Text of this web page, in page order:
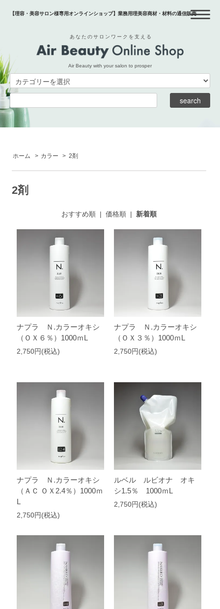
【理容・美容サロン様専用オンラインショップ】業務用理美容商材・材料の通信販売
あなたのサロンワークを支える
Air Beauty with your salon to prosper
ホーム > カラー > 2剤
2剤
おすすめ順| 価格順| 新着順
ナプラ Ｎ.カラーオキシ
（ＯＸ６％）1000ｍL
2,750円(税込)
ナプラ Ｎ.カラーオキシ
（ＯＸ３％）1000ｍL
2,750円(税込)
ナプラ Ｎ.カラーオキシ
（ＡＣ ＯＸ2.4％）1000ｍ
L
2,750円(税込)
ルベル ルビオナ オキ
シ1.5％ 1000ｍL
2,750円(税込)